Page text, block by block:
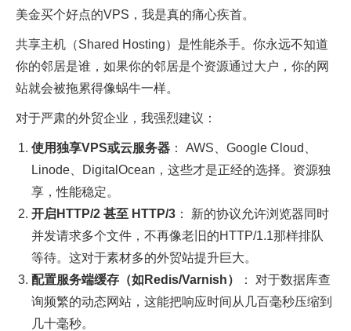
美金买个好点的VPS，我是真的痛心疾首。
共享主机（Shared Hosting）是性能杀手。你永远不知道
你的邻居是谁，如果你的邻居是个资源通过大户，你的网
站就会被拖累得像蜗牛一样。
对于严肃的外贸企业，我强烈建议：
使用独享VPS或云服务器 ： AWS、Google Cloud、
Linode、DigitalOcean，这些才是正经的选择。资源独
享，性能稳定。
开启HTTP/2 甚至 HTTP/3 ： 新的协议允许浏览器同时
并发请求多个文件，不再像老旧的HTTP/1.1那样排队
等待。这对于素材多的外贸站提升巨大。
配置服务端缓存（如Redis/Varnish）
： 对于数据库查
询频繁的动态网站，这能把响应时间从几百毫秒压缩到
几十毫秒。